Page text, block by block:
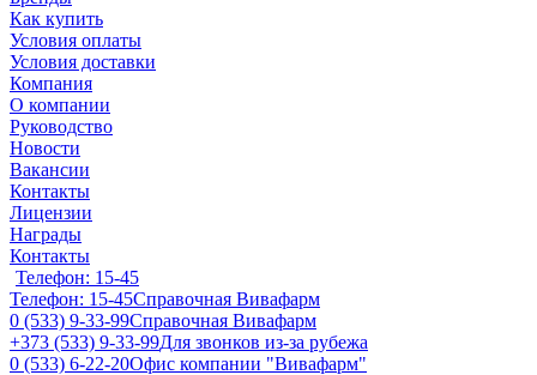
Как купить
Условия оплаты
Условия доставки
Компания
О компании
Руководство
Новости
Вакансии
Контакты
Лицензии
Награды
Контакты
Телефон: 15-45
Телефон: 15-45Справочная Вивафарм
0 (533) 9-33-99Справочная Вивафарм
+373 (533) 9-33-99Для звонков из-за рубежа
0 (533) 6-22-20Офис компании "Вивафарм"